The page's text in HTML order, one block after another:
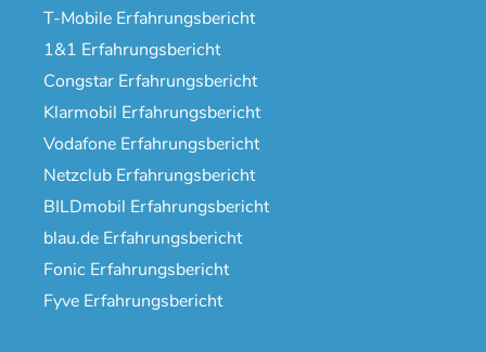
T-Mobile Erfahrungsbericht
1&1 Erfahrungsbericht
Congstar Erfahrungsbericht
Klarmobil Erfahrungsbericht
Vodafone Erfahrungsbericht
Netzclub Erfahrungsbericht
BILDmobil Erfahrungsbericht
blau.de Erfahrungsbericht
Fonic Erfahrungsbericht
Fyve Erfahrungsbericht